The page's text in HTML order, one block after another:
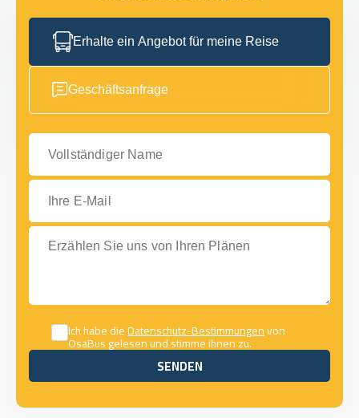
Erhalte ein Angebot für meine Reise
Geschäftsanfrage
Vollständiger Name
Ihre E-Mail
Erzählen Sie uns von Ihren Plänen
Ich habe dieDatenschutz-Bestimmungenvon
OsaBus gelesen und stimme ihnen zu.
SENDEN
SENDEN